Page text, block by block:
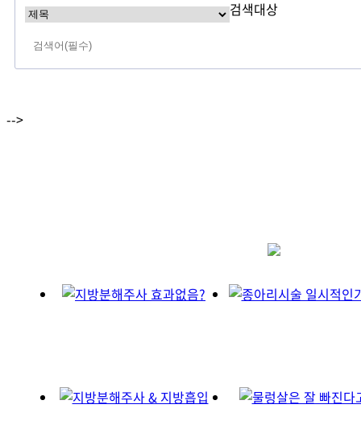
검색대상
-->